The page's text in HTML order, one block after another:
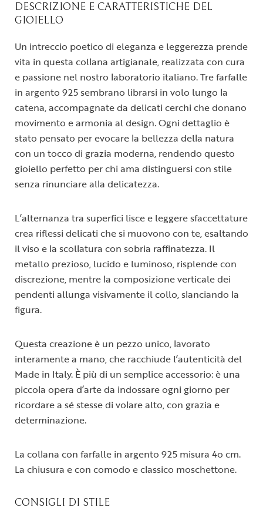
DESCRIZIONE E CARATTERISTICHE DEL
GIOIELLO
Un intreccio poetico di eleganza e leggerezza prende
vita in questa collana artigianale, realizzata con cura
e passione nel nostro laboratorio italiano. Tre farfalle
in argento 925 sembrano librarsi in volo lungo la
catena, accompagnate da delicati cerchi che donano
movimento e armonia al design. Ogni dettaglio è
stato pensato per evocare la bellezza della natura
con un tocco di grazia moderna, rendendo questo
gioiello perfetto per chi ama distinguersi con stile
senza rinunciare alla delicatezza.
L’alternanza tra superfici lisce e leggere sfaccettature
crea riflessi delicati che si muovono con te, esaltando
il viso e la scollatura con sobria raffinatezza. Il
metallo prezioso, lucido e luminoso, risplende con
discrezione, mentre la composizione verticale dei
pendenti allunga visivamente il collo, slanciando la
figura.
Questa creazione è un pezzo unico, lavorato
interamente a mano, che racchiude l’autenticità del
Made in Italy. È più di un semplice accessorio: è una
piccola opera d’arte da indossare ogni giorno per
ricordare a sé stesse di volare alto, con grazia e
determinazione.
La collana con farfalle in argento 925 misura 4o cm.
La chiusura e con comodo e classico moschettone.
CONSIGLI DI STILE